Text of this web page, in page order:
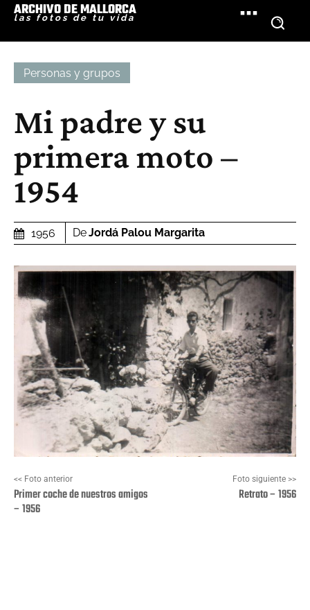
ARCHIVO DE MALLORCA
las fotos de tu vida
Personas y grupos
Mi padre y su
primera moto –
1954
1956 DeJordá Palou Margarita
<< Foto anterior
Primer coche de nuestros amigos
– 1956
Foto siguiente >>
Retrato – 1956